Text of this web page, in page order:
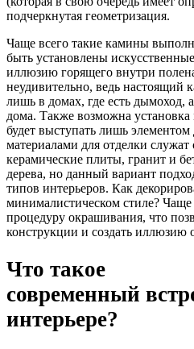
подчеркнутая геометризация.
Чаще всего такие камины
быть установлены
иллюзию горящего внутри
неудивительно, ведь настоящий
лишь в домах, где есть дымоход,
дома. Также возможна
будет выступать лишь
материалами для отделки
керамические плиты, гранит и
дерева, но данный вариант
типов интерьеров. Как
минималистическом стиле?
процедуру окрашивания, что
конструкции и создать иллюзию
Что такое
современный
интерьере?